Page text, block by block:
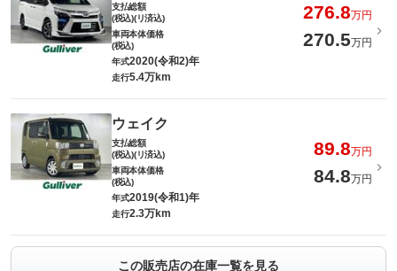
支払総額
(税込)(リ済込)
276.8万円
車両本体価格
(税込)
270.5万円
年式2020(令和2)年
走行5.4万km
ウェイク
支払総額
(税込)(リ済込)
89.8万円
車両本体価格
(税込)
84.8万円
年式2019(令和1)年
走行2.3万km
この販売店の在庫一覧を見る